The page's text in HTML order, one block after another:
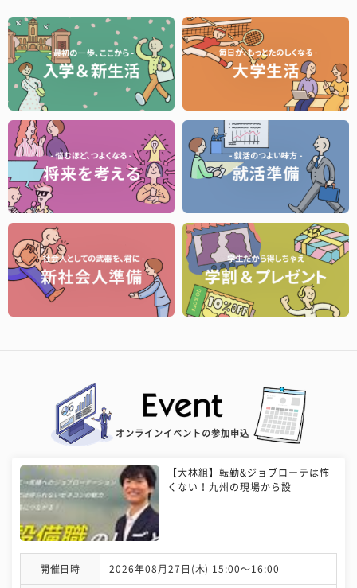
オンラインイベントの参加申込
【大林組】転勤&ジョブローテは怖
くない！九州の現場から設
開催日時 2026年08月27日(木) 15:00〜16:00